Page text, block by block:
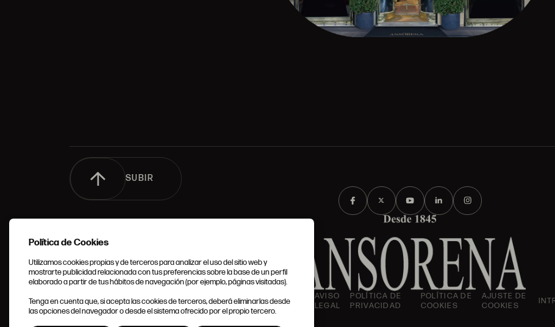
SUBIR
GENERALES
AVISO
LEGAL
POLÍTICA DE
PRIVACIDAD
POLÍTICA DE
COOKIES
AJUSTE DE
COOKIES
Política de Cookies
Utilizamos cookies propias y de terceros para analizar el uso del sitio web y
mostrarte publicidad relacionada con tus preferencias sobre la base de un perfil
elaborado a partir de tus hábitos de navegación (por ejemplo, páginas visitadas).
Tenga en cuenta que, si acepta las cookies de terceros, deberá eliminarlas desde
las opciones del navegador o desde el sistema ofrecido por el propio tercero.